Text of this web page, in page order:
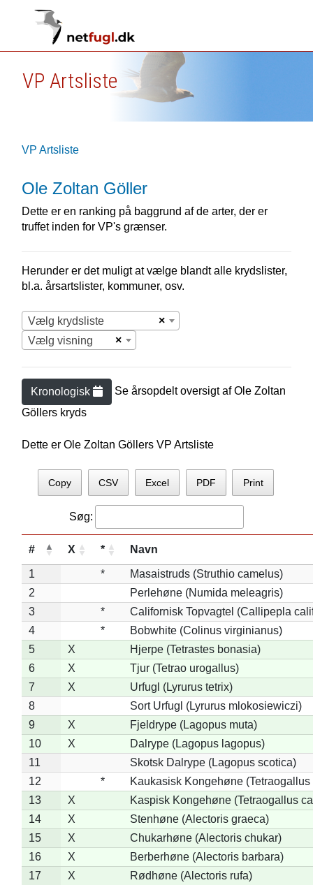
VP Artsliste
VP Artsliste
Ole Zoltan Göller
Dette er en ranking på baggrund af de arter, der er
truffet inden for VP's grænser.
Herunder er det muligt at vælge blandt alle krydslister,
bl.a. årsartslister, kommuner, osv.
×
Vælg krydsliste
×
Vælg visning
Kronologisk Se årsopdelt oversigt afOle Zoltan
Göllers kryds
Dette er Ole Zoltan Göllers VP Artsliste
Copy CSV Excel PDF Print
Søg:
# X * Navn
1 *
Masaistruds (Struthio camelus)
2
Perlehøne (Numida meleagris)
3
*
Californisk Topvagtel (Callipepla
4
*
Bobwhite (Colinus virginianus)
5
X
Hjerpe (Tetrastes bonasia)
6
X
Tjur (Tetrao urogallus)
7
X
Urfugl (Lyrurus tetrix)
8
Sort Urfugl (Lyrurus mlokosiewiczi)
9
X
Fjeldrype (Lagopus muta)
10
X
Dalrype (Lagopus lagopus)
11
Skotsk Dalrype (Lagopus scotica)
12
*
Kaukasisk Kongehøne
13
X
Kaspisk Kongehøne (Tetraogallus
14
X
Stenhøne (Alectoris graeca)
15
X
Chukarhøne (Alectoris chukar)
16
X
Berberhøne (Alectoris barbara)
17
X
Rødhøne (Alectoris rufa)